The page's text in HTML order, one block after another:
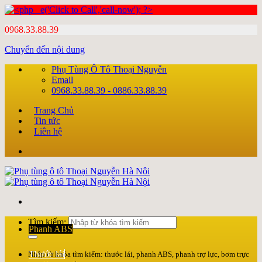
0968.33.88.39
Chuyển đến nội dung
Phụ Tùng Ô Tô Thoại Nguyễn
Email
0968.33.88.39 - 0886.33.88.39
Trang Chủ
Tin tức
Liên hệ
Tìm kiếm:
Nhập từ khóa tìm kiếm: thước lái, phanh ABS, phanh trợ lực, bơm trực
Phanh ABS
Thước lái